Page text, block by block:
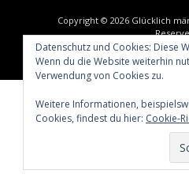
Datenschutz und Cookies: Diese
Wenn du die Website weiterhin
Verwendung von Cookies zu.
Weitere Informationen,
Cookies, findest du hier: Cookie-
Copyright © 2026 Glücklich
Catch Adaptive von